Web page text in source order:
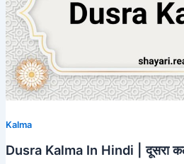
Kalma
Dusra Kalma In Hindi | दूसरा